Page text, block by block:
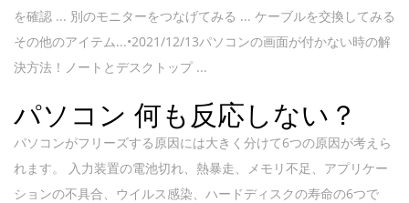
を確認 ... 別のモニターをつなげてみる ... ケーブルを交換してみる
その他のアイテム...•2021/12/13パソコンの画面が付かない時の解
決方法！ノートとデスクトップ ...
パソコン 何も反応しない？
パソコンがフリーズする原因には大きく分けて6つの原因が考えら
れます。 入力装置の電池切れ、熱暴走、メモリ不足、アプリケー
ションの不具合、ウイルス感染、ハードディスクの寿命の6つで